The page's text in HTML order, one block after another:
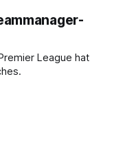
League hat